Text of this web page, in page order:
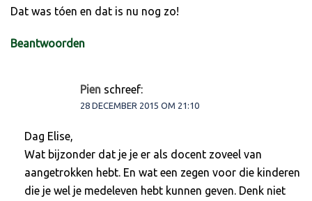
Dat was tóen en dat is nu nog zo!
Beantwoorden
Pien schreef:
28 DECEMBER 2015 OM 21:10
Dag Elise,
Wat bijzonder dat je je er als docent zoveel van
aangetrokken hebt. En wat een zegen voor die kinderen
die je wel je medeleven hebt kunnen geven. Denk niet